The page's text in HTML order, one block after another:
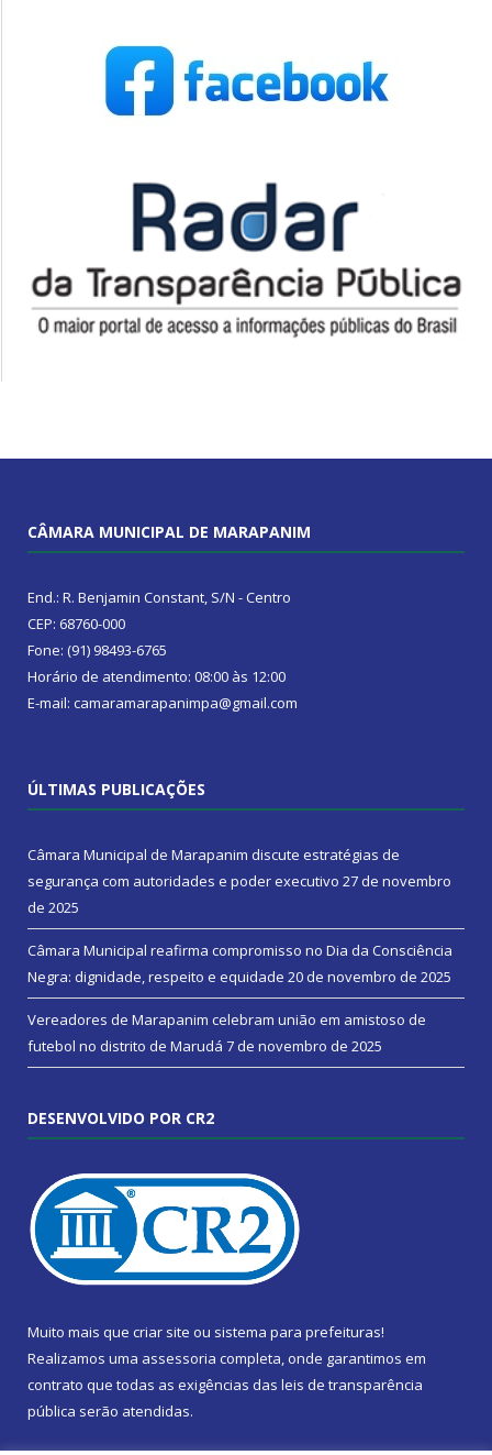
CÂMARA MUNICIPAL DE MARAPANIM
End.: R. Benjamin Constant, S/N - Centro
CEP: 68760-000
Fone: (91) 98493-6765
Horário de atendimento: 08:00 às 12:00
E-mail: camaramarapanimpa@gmail.com
ÚLTIMAS PUBLICAÇÕES
Câmara Municipal de Marapanim discute estratégias de
segurança com autoridades e poder executivo 27 de novembro
de 2025
Câmara Municipal reafirma compromisso no Dia da Consciência
Negra: dignidade, respeito e equidade 20 de novembro de 2025
Vereadores de Marapanim celebram união em amistoso de
futebol no distrito de Marudá 7 de novembro de 2025
DESENVOLVIDO POR CR2
Muito mais que criar site ou sistema para prefeituras!
Realizamos uma assessoria completa, onde garantimos em
contrato que todas as exigências das leis de transparência
pública serão atendidas.